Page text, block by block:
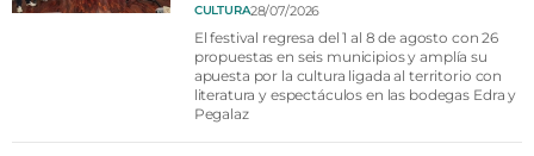
CULTURA28/07/2026
El festival regresa del 1 al 8 de agosto con 26
propuestas en seis municipios y amplía su
apuesta por la cultura ligada al territorio con
literatura y espectáculos en las bodegas Edra y
Pegalaz